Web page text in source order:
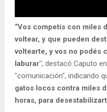
“Vos competís con miles
voltear, y que pueden
voltearte, y vos no podés
laburar", destacó Caputo
"comunicación", indicando
gatos locos contra miles
horas, para